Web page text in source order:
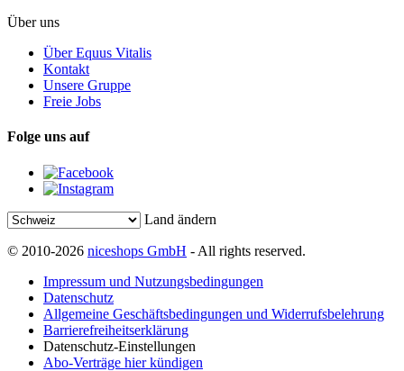
Über uns
Über Equus Vitalis
Kontakt
Unsere Gruppe
Freie Jobs
Folge uns auf
Land ändern
© 2010-2026 niceshops GmbH - All rights reserved.
Impressum und Nutzungsbedingungen
Datenschutz
Allgemeine Geschäftsbedingungen und Widerrufsbelehrung
Barrierefreiheitserklärung
Datenschutz-Einstellungen
Abo-Verträge hier kündigen